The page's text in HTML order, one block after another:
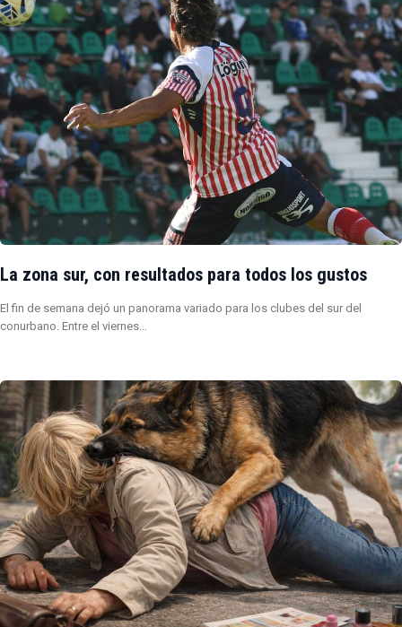
La zona sur, con resultados para todos los gustos
El fin de semana dejó un panorama variado para los clubes del sur del
conurbano. Entre el viernes…